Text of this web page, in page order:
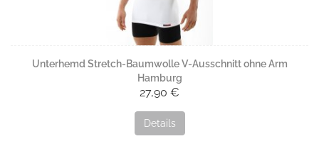
Unterhemd Stretch-Baumwolle V-Ausschnitt ohne Arm
Hamburg
27,90 €
Details